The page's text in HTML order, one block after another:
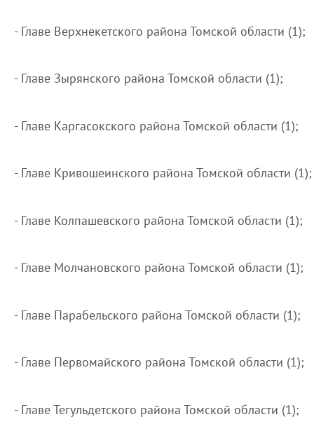
- Главе Верхнекетского района Томской области (1);
- Главе Зырянского района Томской области (1);
- Главе Каргасокского района Томской области (1);
- Главе Кривошеинского района Томской области (1);
- Главе Колпашевского района Томской области (1);
- Главе Молчановского района Томской области (1);
- Главе Парабельского района Томской области (1);
- Главе Первомайского района Томской области (1);
- Главе Тегульдетского района Томской области (1);